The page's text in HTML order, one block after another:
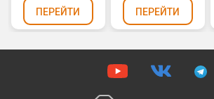
ПЕРЕЙТИ ПЕРЕЙТИ